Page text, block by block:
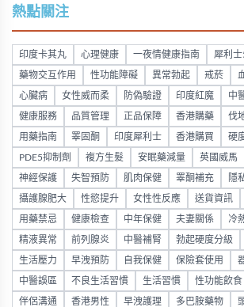
熱點關注
印度卡其丸 心理健康 一夜情健康指南 犀利
藥物交互作用 性功能障礙 異常勃起 戒菸
心臟病 女性威而柔 防偽驗證 印度紅魔 中
健康服務 品質管理 正品保障 香港購藥 伐
用藥指南 睪固酮 印度犀利士 香港購買 硬
PDE5抑制劑 複方生髮 安眠藥減量 英國威馬
神經保護 失智預防 肌肉保健 睪酮補充 隱
攝護腺肥大 性慾提升 女性性反應 送貨資訊
用藥禁忌 健康檢查 中年保健 夫妻關係 冷
精液異常 前列腺炎 中醫補腎 勃起硬度分級
生活壓力 早洩預防 自我保健 保險套使用
中醫誤區 不良生活習慣 生活習慣 性功能飲食
伴侶溝通 香港男性 早洩護理 多巴胺藥物